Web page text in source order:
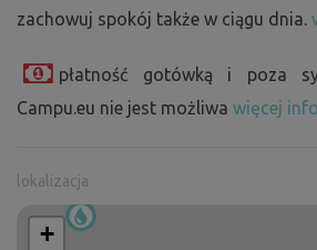
zachowuj spokój także w ciągu dnia.
płatność gotówką i poza
Campu.eu nie jest możliwa więcej
lokalizacja
+